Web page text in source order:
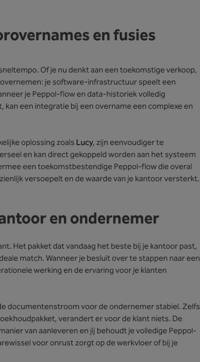
en fusies
Of je nu denkt aan een toekomstige verkoop,
je software-infrastructuur speelt een
je Peppol-flow en data-historiek volledig
kan een integratie bij een overname een complexe en
oplossing zoals Lucy, zijn eenvoudiger te
en kan direct gekoppeld worden aan het systeem
een toekomstbestendige Peppol-flow die overal
versoepelt en de waarde van je kantoor versterkt.
en ondernemer
Het pakket dat vandaag het beste bij je kantoor past,
match. Wanneer je besluit over te stappen naar een
werking en de ervaring voor je klanten
documentenstroom voor de ondernemer stabiel. Zelfs
verandert er voor de klant niets. De
van aanleveren en jij behoudt je volledige Peppol-
voor onrust zorgt op de werkvloer of bij je